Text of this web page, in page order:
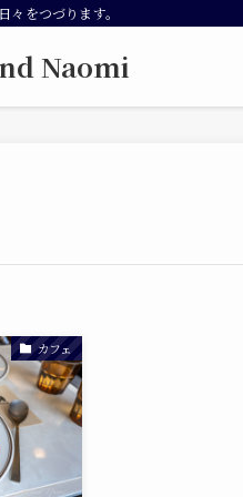
々をつづります。
Naomi
カフェ